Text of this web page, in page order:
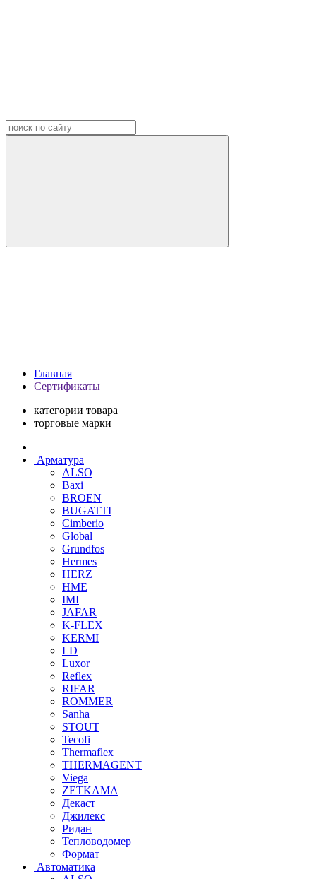
Главная
Сертификаты
категории товара
торговые марки
Арматура
ALSO
Baxi
BROEN
BUGATTI
Cimberio
Global
Grundfos
Hermes
HERZ
HME
IMI
JAFAR
K-FLEX
KERMI
LD
Luxor
Reflex
RIFAR
ROMMER
Sanha
STOUT
Tecofi
Thermaflex
THERMAGENT
Viega
ZETKAMA
Декаст
Джилекс
Ридан
Тепловодомер
Формат
Автоматика